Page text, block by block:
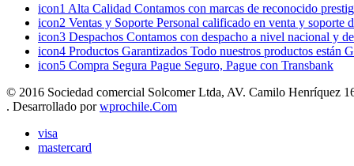
icon1 Alta Calidad Contamos con marcas de reconocido
icon2 Ventas y Soporte Personal calificado en venta y soporte
icon3 Despachos Contamos con despacho a nivel nacional y
icon4 Productos Garantizados Todo nuestros productos están
icon5 Compra Segura Pague Seguro, Pague con Transbank
© 2016 Sociedad comercial Solcomer Ltda, AV. Camilo Henríquez
. Desarrollado porwprochile.Com
visa
mastercard